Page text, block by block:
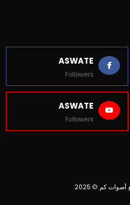
ASWATE
Followers
ASWATE
Followers
كم © 2025